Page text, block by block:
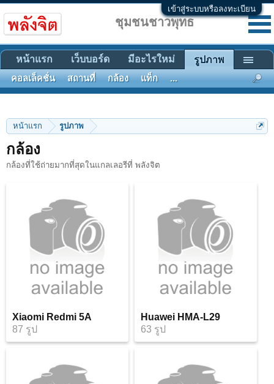
เข้าสู่ระบบหรือลงทะเบียน
หน้าแรก รูปภาพ
กล้อง
กล้องที่ใช้ถ่ายมากที่สุดในแกลเลอรีที่ พลังจิต
Xiaomi Redmi 5A
87 รูป
Huawei HMA-L29
63 รูป
ชุมชนชาวพุทธ
หน้าแรก เว็บบอร์ด มีอะไรใหม่ รูปภาพ
คอลเล็คชั่น สถานที่ กล้อง แท็ก ...